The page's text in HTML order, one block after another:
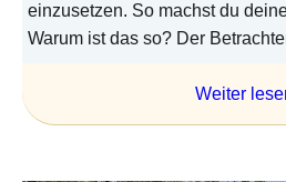
einzusetzen. So machst du
Warum ist das so? Der
Weiter